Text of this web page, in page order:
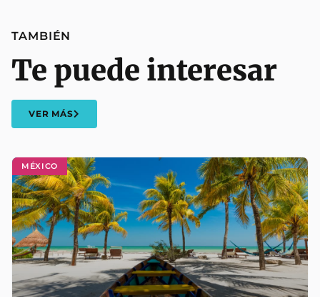
MÉXICO
TAMBIÉN
Te puede interesar
VER MÁS